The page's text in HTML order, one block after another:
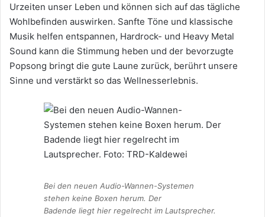
Urzeiten unser Leben und können sich auf das tägliche
Wohlbefinden auswirken. Sanfte Töne und klassische
Musik helfen entspannen, Hardrock- und Heavy Metal
Sound kann die Stimmung heben und der bevorzugte
Popsong bringt die gute Laune zurück, berührt unsere
Sinne und verstärkt so das Wellnesserlebnis.
Bei den neuen Audio-Wannen-Systemen
stehen keine Boxen herum. Der
Badende liegt hier regelrecht im Lautsprecher.